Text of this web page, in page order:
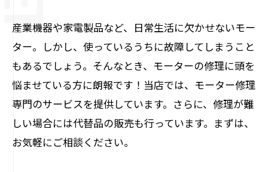
産業機器や家電製品など、日常生活に欠かせないモー
ター。しかし、使っているうちに故障してしまうこと
もあるでしょう。そんなとき、モーターの修理に頭を
悩ませている方に朗報です！当店では、モーター修理
専門のサービスを提供しています。さらに、修理が難
しい場合には代替品の販売も行っています。まずは、
お気軽にご相談ください。